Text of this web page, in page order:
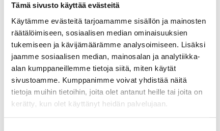
Tämä sivusto käyttää evästeitä
Käytämme evästeitä tarjoamamme sisällön ja mainosten
räätälöimiseen, sosiaalisen median ominaisuuksien
tukemiseen ja kävijämäärämme analysoimiseen. Lisäksi
jaamme sosiaalisen median, mainosalan ja analytiikka-
alan kumppaneillemme tietoja siitä, miten käytät
sivustoamme. Kumppanimme voivat yhdistää näitä
tietoja muihin tietoihin, joita olet antanut heille tai joita on
kerätty, kun olet käyttänyt heidän palvelujaan.
Laajat verkostot kansallisesti ja
kansainvälisesti (sijoittajat, asiakkaat, tki ja
rahoitus)
Pienryhmäsparraukset Skaalaamon
yritysten kesken noin kuukausittain
Advisory tai Advisory Board -toimintaa
kasvun tueksi
Kumppani- ja mentoriverkosto
hyödynnettävissä
Kaiken saa täysin MAKSUTTA 12 kuukauden